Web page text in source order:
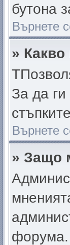
бутона
Върнете
»
За да
Върнете
» Защо
форума.